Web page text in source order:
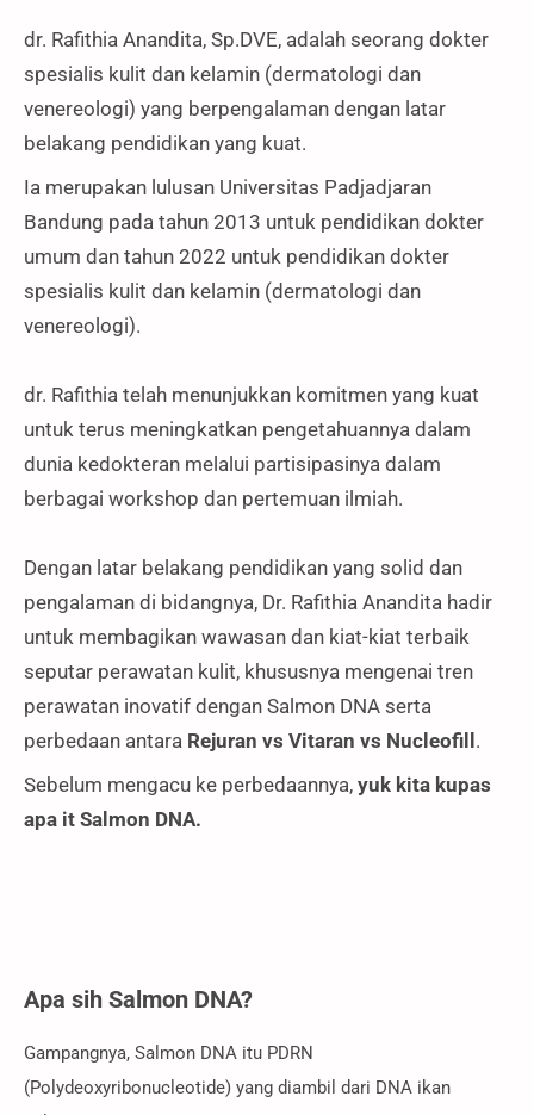
dr. Rafithia Anandita, Sp.DVE, adalah seorang dokter
spesialis kulit dan kelamin (dermatologi dan
venereologi) yang berpengalaman dengan latar
belakang pendidikan yang kuat.
Ia merupakan lulusan Universitas Padjadjaran
Bandung pada tahun 2013 untuk pendidikan dokter
umum dan tahun 2022 untuk pendidikan dokter
spesialis kulit dan kelamin (dermatologi dan
venereologi).
dr. Rafithia telah menunjukkan komitmen yang kuat
untuk terus meningkatkan pengetahuannya dalam
dunia kedokteran melalui partisipasinya dalam
berbagai workshop dan pertemuan ilmiah.
Dengan latar belakang pendidikan yang solid dan
pengalaman di bidangnya, Dr. Rafithia Anandita hadir
untuk membagikan wawasan dan kiat-kiat terbaik
seputar perawatan kulit, khususnya mengenai tren
perawatan inovatif dengan Salmon DNA serta
perbedaan antara Rejuran vs Vitaran vs Nucleofill .
Sebelum mengacu ke perbedaannya, yuk kita kupas
apa it Salmon DNA.
Apa sih Salmon DNA?
Gampangnya, Salmon DNA itu PDRN
(Polydeoxyribonucleotide) yang diambil dari DNA ikan